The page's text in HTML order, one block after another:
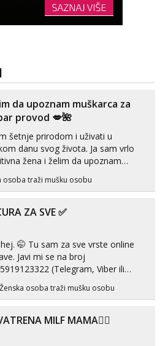
da upoznam muškarca za
provod 💋🌺
šetnje prirodom i uživati u
danu svog života. Ja sam vrlo
žena i želim da upoznam
i nešto više.💋🌺 Klikni na link
osoba traži mušku osobu
ZA SVE ✅
🤭 Tu sam za sve vrste online
Javi mi se na broj
(Telegram, Viber ili
🤙 NE javljaj se na uzivo.
Ženska osoba traži mušku osobu
MILF MAMA❤️‍🔥